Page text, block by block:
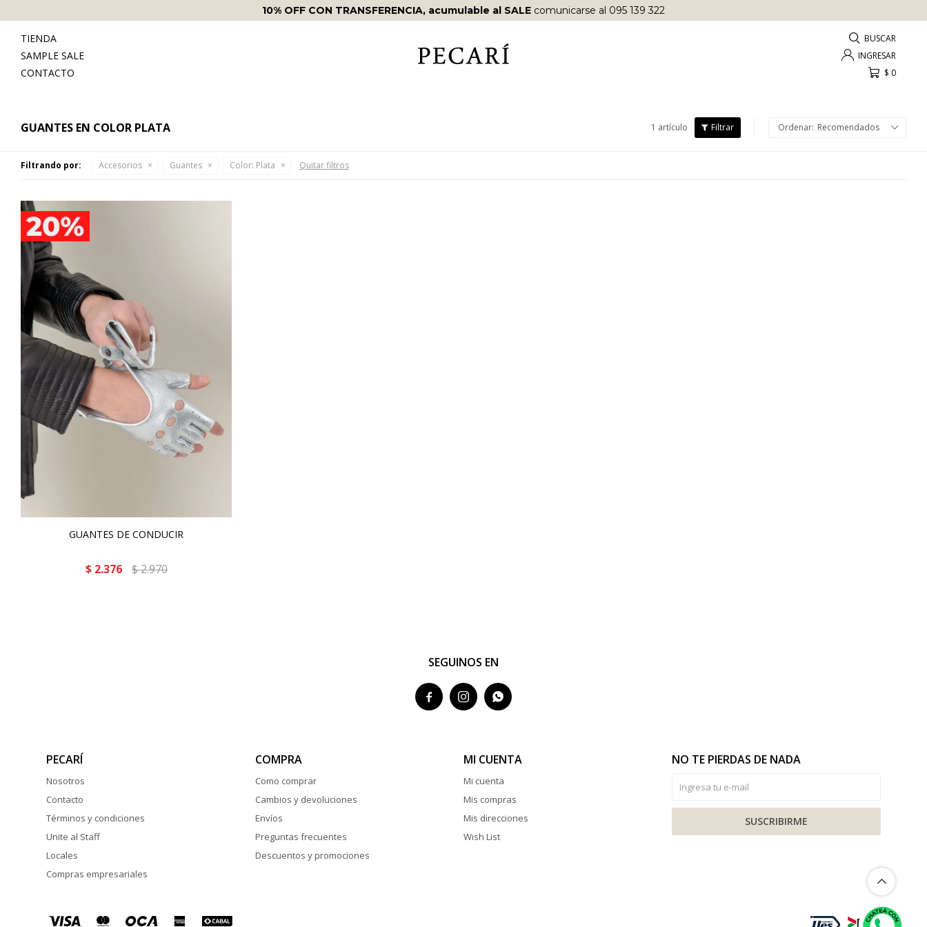
10% OFF CON TRANSFERENCIA, acumulable al SALE comunicarse al 095 139 322
TIENDA
SAMPLE SALE
CONTACTO
$ 0
GUANTES EN COLOR PLATA 1 artículo Recomendados
Filtrando por: Accesorios Guantes Color: Plata Quitar filtros
GUANTES DE CONDUCIR
$ 2.376 $2.970
SEGUINOS EN
  
PECARÍ
Nosotros
Contacto
Términos y condiciones
Unite al Staff
Locales
Compras empresariales
COMPRA
Como comprar
Cambios y devoluciones
Envíos
Preguntas frecuentes
Descuentos y promociones
MI CUENTA
Mi cuenta
Mis compras
Mis direcciones
Wish List
NO TE PIERDAS DE NADA
SUSCRIBIRME